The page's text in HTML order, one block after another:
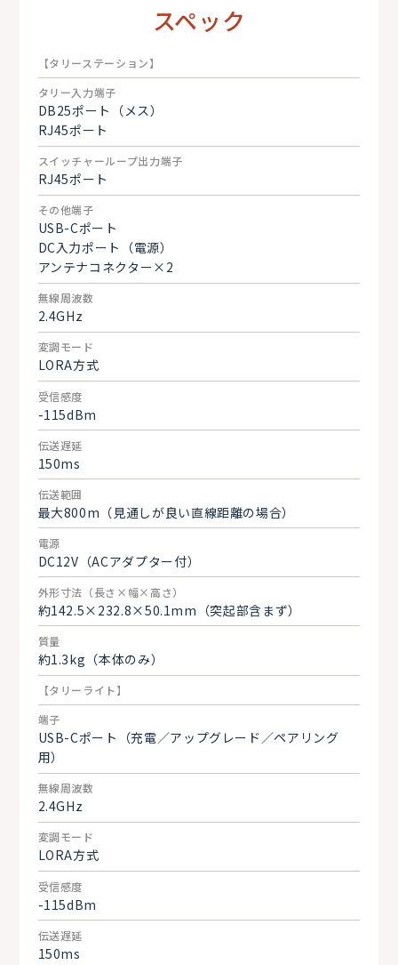
スペック
【タリーステーション】
タリー入力端子
DB25ポート（メス）
RJ45ポート
スイッチャーループ出力端子
RJ45ポート
その他端子
USB-Cポート
DC入力ポート（電源）
アンテナコネクター×2
無線周波数
2.4GHz
変調モード
LORA方式
受信感度
-115dBm
伝送遅延
150ms
伝送範囲
最大800m（見通しが良い直線距離の場合）
電源
DC12V（ACアダプター付）
外形寸法（長さ×幅×高さ）
約142.5×232.8×50.1mm（突起部含まず）
質量
約1.3kg（本体のみ）
【タリーライト】
端子
USB-Cポート（充電／アップグレード／ペアリング
用）
無線周波数
2.4GHz
変調モード
LORA方式
受信感度
-115dBm
伝送遅延
150ms